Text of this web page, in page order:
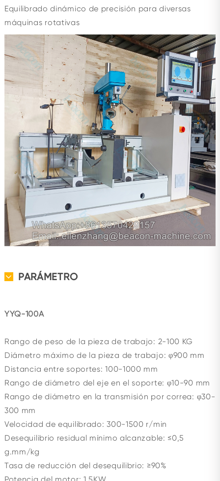
Equilibrado dinámico de precisión para diversas
máquinas rotativas
PARÁMETRO
YYQ-100A
Rango de peso de la pieza de trabajo: 2-100 KG
Diámetro máximo de la pieza de trabajo: φ900 mm
Distancia entre soportes: 100-1000 mm
Rango de diámetro del eje en el soporte: φ10-90 mm
Rango de diámetro en la transmisión por correa: φ30-
300 mm
Velocidad de equilibrado: 300-1500 r/min
Desequilibrio residual mínimo alcanzable: ≤0,5
g.mm/kg
Tasa de reducción del desequilibrio: ≥90%